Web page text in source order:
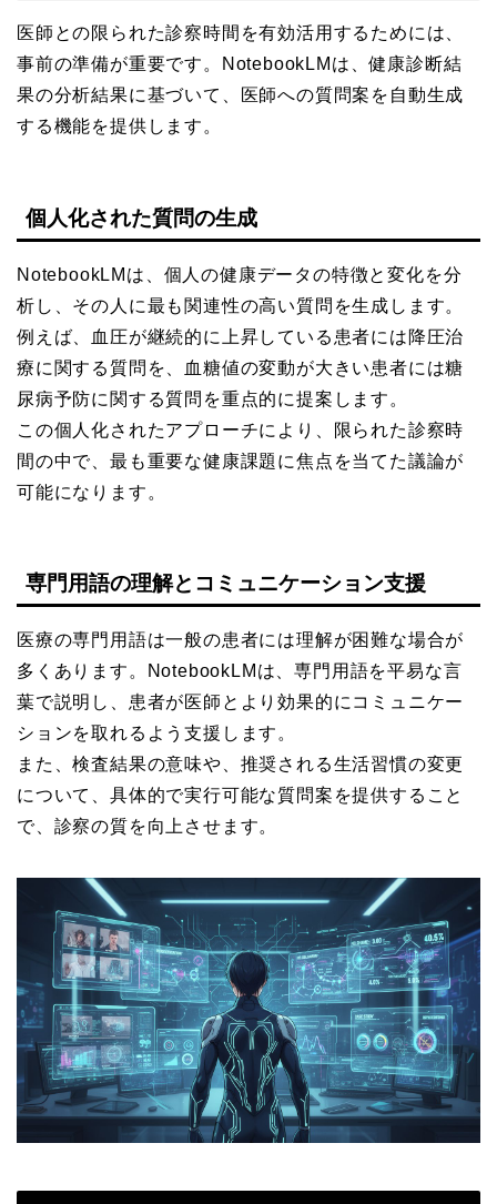
医師との限られた診察時間を有効活用するためには、
事前の準備が重要です。NotebookLMは、健康診断結
果の分析結果に基づいて、医師への質問案を自動生成
する機能を提供します。
個人化された質問の生成
NotebookLMは、個人の健康データの特徴と変化を分
析し、その人に最も関連性の高い質問を生成します。
例えば、血圧が継続的に上昇している患者には降圧治
療に関する質問を、血糖値の変動が大きい患者には糖
尿病予防に関する質問を重点的に提案します。
この個人化されたアプローチにより、限られた診察時
間の中で、最も重要な健康課題に焦点を当てた議論が
可能になります。
専門用語の理解とコミュニケーション支援
医療の専門用語は一般の患者には理解が困難な場合が
多くあります。NotebookLMは、専門用語を平易な言
葉で説明し、患者が医師とより効果的にコミュニケー
ションを取れるよう支援します。
また、検査結果の意味や、推奨される生活習慣の変更
について、具体的で実行可能な質問案を提供すること
で、診察の質を向上させます。